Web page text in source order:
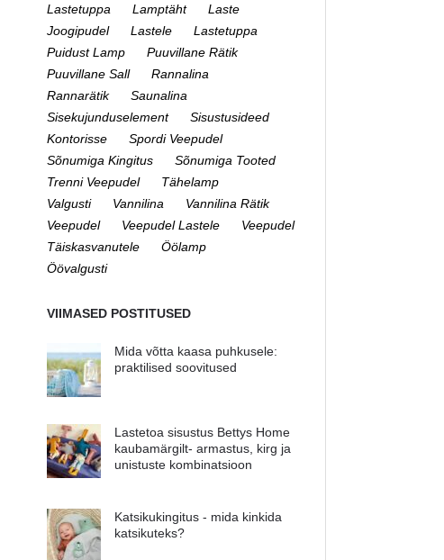
Lastetuppa
Lamptäht
Laste
Joogipudel
Lastele
Lastetuppa
Puidust Lamp
Puuvillane Rätik
Puuvillane Sall
Rannalina
Rannarätik
Saunalina
Sisekujunduselement
Sisustusideed
Kontorisse
Spordi Veepudel
Sõnumiga Kingitus
Sõnumiga Tooted
Trenni Veepudel
Tähelamp
Valgusti
Vannilina
Vannilina Rätik
Veepudel
Veepudel Lastele
Veepudel
Täiskasvanutele
Öölamp
Öövalgusti
VIIMASED POSTITUSED
Mida võtta kaasa puhkusele:
praktilised soovitused
Lastetoa sisustus Bettys Home
kaubamärgilt- armastus, kirg ja
unistuste kombinatsioon
Katsikukingitus - mida kinkida
katsikuteks?